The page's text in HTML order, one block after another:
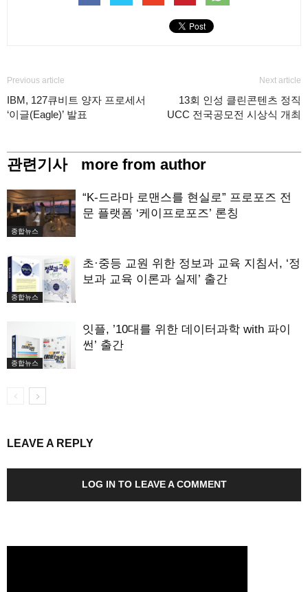
Previous article
IBM, 127큐비트 양자 프로세서
‘이글(Eagle)’ 발표
Next article
13회 인성 클린콘텐츠 정직
UCC 전국공모전 시상식 개최
관련기사 more from author
종합뉴스
“K-드라마 로맨스를 현실로” 프로포즈 전
문 플랫폼 ‘케이프로포즈’ 론칭
종합뉴스
초·중등 교원 위한 정보과 교육 지침서, ‘정
보과 교육 이론과 실제’ 출간
종합뉴스
잇플, ’10대를 위한 데이터과학 with 파이
썬’ 출간
LEAVE A REPLY
LOG IN TO LEAVE A COMMENT